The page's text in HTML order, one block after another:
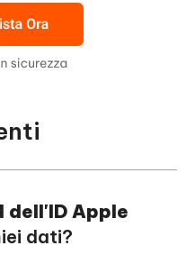
dell'ID Apple
dati?